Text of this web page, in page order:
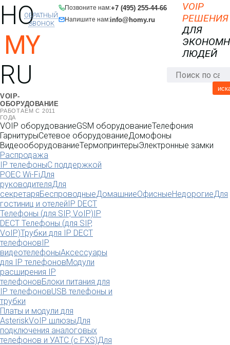
HO
MY
RU
VOIP-
ОБОРУДОВАНИЕ
РАБОТАЕМ С 2011
ГОДА
Позвоните нам:+7 (495) 255-44-66
Напишите нам:info@homy.ru
ОБРАТНЫЙ
ЗВОНОК
VOIP
РЕШЕНИЯ
ДЛЯ
ЛЮДЕЙ
VOIP оборудованиеGSM оборудованиеТелефония
ГарнитурыСетевое оборудованиеДомофоны
ВидеооборудованиеТермопринтерыЭлектронные замки
Распродажа
IP телефоныС поддержкой
POEC Wi-FiДля
руководителяДля
секретаряБеспроводныеДомашниеОфисныеНедорогиеДля
гостиниц и отелейIP DECT
Телефоны (для SIP, VoIP)IP
DECT Телефоны (для SIP,
VoIP)Трубки для IP DECT
телефоновIP
видеотелефоныАксессуары
для IP телефоновМодули
расширения IP
телефоновБлоки питания для
IP телефоновUSB телефоны и
трубки
Платы и модули для
AsteriskVoIP шлюзыДля
подключения аналоговых
телефонов и УАТС (с FXS)Для